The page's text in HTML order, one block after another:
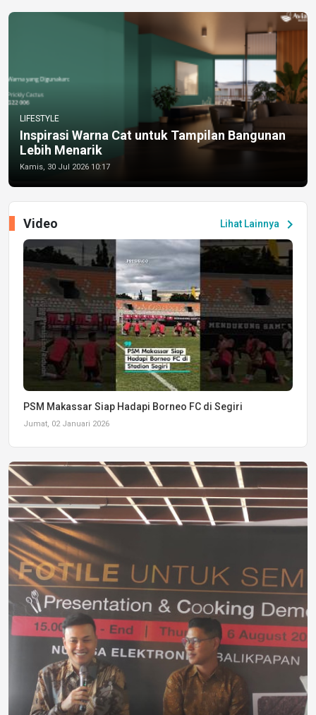
LIFESTYLE
Inspirasi Warna Cat untuk Tampilan Bangunan
Lebih Menarik
Kamis, 30 Jul 2026 10:17
Lihat Lainnya chevron_right
Video
PSM Makassar Siap Hadapi Borneo FC di Segiri
Jumat, 02 Januari 2026